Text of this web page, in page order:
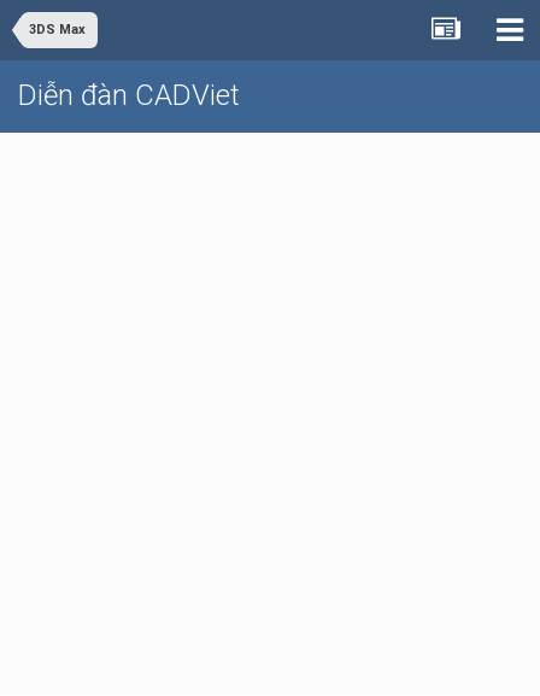
3DS Max
Diễn đàn CADViet